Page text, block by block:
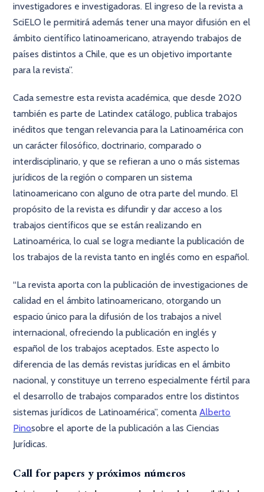
investigadores e investigadoras. El ingreso de la revista a
SciELO le permitirá además tener una mayor difusión en el
ámbito científico latinoamericano, atrayendo trabajos de
países distintos a Chile, que es un objetivo importante
para la revista”.
Cada semestre esta revista académica, que desde 2020
también es parte de Latindex catálogo, publica trabajos
inéditos que tengan relevancia para la Latinoamérica con
un carácter filosófico, doctrinario, comparado o
interdisciplinario, y que se refieran a uno o más sistemas
jurídicos de la región o comparen un sistema
latinoamericano con alguno de otra parte del mundo. El
propósito de la revista es difundir y dar acceso a los
trabajos científicos que se están realizando en
Latinoamérica, lo cual se logra mediante la publicación de
los trabajos de la revista tanto en inglés como en español.
“La revista aporta con la publicación de investigaciones de
calidad en el ámbito latinoamericano, otorgando un
espacio único para la difusión de los trabajos a nivel
internacional, ofreciendo la publicación en inglés y
español de los trabajos aceptados. Este aspecto lo
diferencia de las demás revistas jurídicas en el ámbito
nacional, y constituye un terreno especialmente fértil para
el desarrollo de trabajos comparados entre los distintos
sistemas jurídicos de Latinoamérica”, comentaAlberto
Pinosobre el aporte de la publicación a las Ciencias
Jurídicas.
Call for papers y próximos números